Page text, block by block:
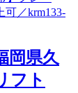
岡県久
フト